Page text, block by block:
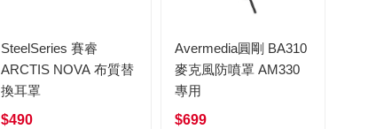
SteelSeries 賽睿
ARCTIS NOVA 布質替
換耳罩
$490
Avermedia圓剛 BA310
麥克風防噴罩 AM330
專用
$699